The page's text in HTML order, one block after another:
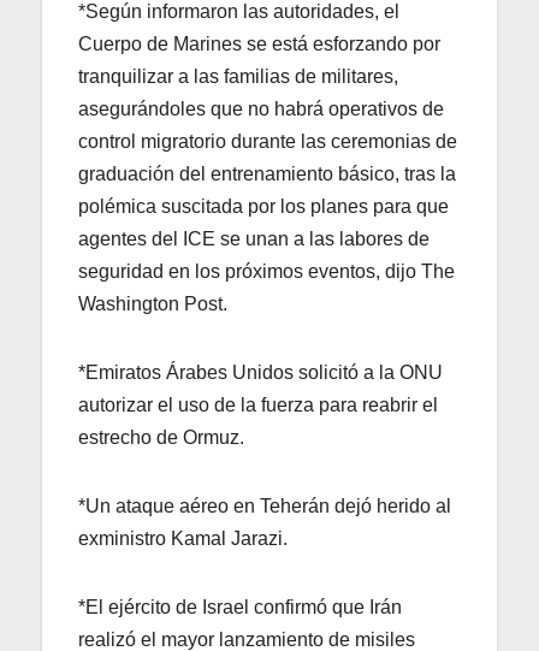
*Según informaron las autoridades, el
Cuerpo de Marines se está esforzando por
tranquilizar a las familias de militares,
asegurándoles que no habrá operativos de
control migratorio durante las ceremonias de
graduación del entrenamiento básico, tras la
polémica suscitada por los planes para que
agentes del ICE se unan a las labores de
seguridad en los próximos eventos, dijo The
Washington Post.
*Emiratos Árabes Unidos solicitó a la ONU
autorizar el uso de la fuerza para reabrir el
estrecho de Ormuz.
*Un ataque aéreo en Teherán dejó herido al
exministro Kamal Jarazi.
*El ejército de Israel confirmó que Irán
realizó el mayor lanzamiento de misiles